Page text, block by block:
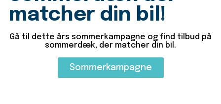
matcher din bil!
Gå til dette års sommerkampagne og find tilbud på
sommerdæk, der matcher din bil.
Sommerkampagne